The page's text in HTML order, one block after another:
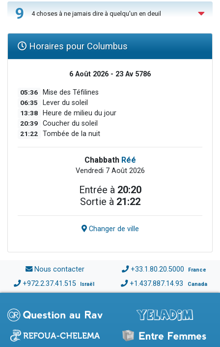
9 4 choses à ne jamais dire à quelqu'un en deuil
Horaires pour Columbus
6 Août 2026 - 23 Av 5786
05:36 Mise des Téfilines
06:35 Lever du soleil
13:38 Heure de milieu du jour
20:39 Coucher du soleil
21:22 Tombée de la nuit
Chabbath Réé
Vendredi 7 Août 2026
Entrée à 20:20
Sortie à 21:22
Changer de ville
Nous contacter +33.1.80.20.5000 France
+972.2.37.41.515 Israël +1.437.887.14.93 Canada